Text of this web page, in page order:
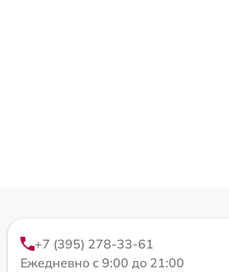
+7 (395) 278-33-61
Ежедневно с 9:00 до 21:00